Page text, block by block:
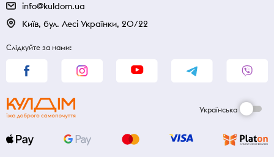
info@kuldom.ua
Київ, бул. Лесі Українки, 20/22
Слідкуйте за нами:
Українська